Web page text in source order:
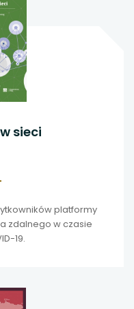
sieci
platformy
zdalnego w czasie
19.